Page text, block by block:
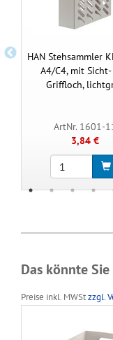
HAN Stehsammler
A4/C4, mit
Griffloch,
ArtNr. 1601-
3,84 €
Das könnte
Preise inkl. MWStzzgl.